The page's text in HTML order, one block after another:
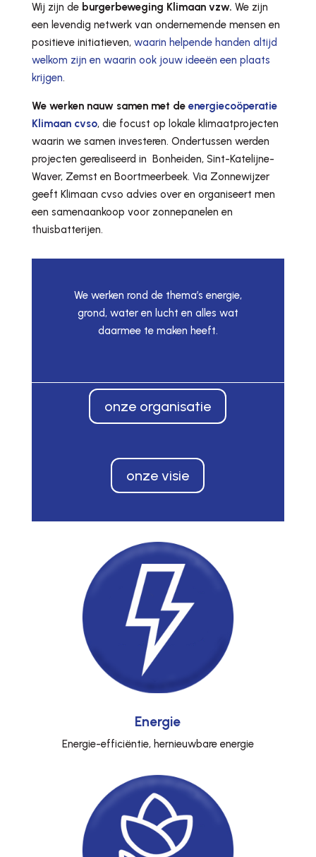
Wij zijn deburgerbeweging Klimaan vzw. We zijn
een levendig netwerk van ondernemende mensen en
positieve initiatieven, waarin helpende handen altijd
welkom zijn en waarin ook jouw ideeën een plaats
krijgen.
We werken nauw samen met de energiecoöperatie
Klimaan cvso, die focust op lokale klimaatprojecten
waarin we samen investeren. Ondertussen werden
projecten gerealiseerd in Bonheiden, Sint-Katelijne-
Waver, Zemst en Boortmeerbeek. Via Zonnewijzer
geeft Klimaan cvso advies over en organiseert men
een samenaankoop voor zonnepanelen en
thuisbatterijen.
We werken rond de thema’s energie,
grond, water en lucht en alles wat
daarmee te maken heeft.
onze organisatie
onze visie
Energie
Energie-efficiëntie, hernieuwbare energie